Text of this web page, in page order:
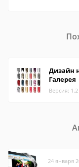
Дизайн
Галерея
Версия:
24 января